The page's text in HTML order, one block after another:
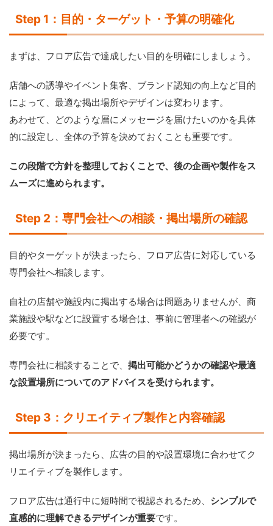
Step 1：目的・ターゲット・予算の明確化
まずは、フロア広告で達成したい目的を明確にしましょう。
店舗への誘導やイベント集客、ブランド認知の向上など目的
によって、最適な掲出場所やデザインは変わります。
あわせて、どのような層にメッセージを届けたいのかを具体
的に設定し、全体の予算を決めておくことも重要です。
この段階で方針を整理しておくことで、後の企画や製作をス
ムーズに進められます。
Step 2：専門会社への相談・掲出場所の確認
目的やターゲットが決まったら、フロア広告に対応している
専門会社へ相談します。
自社の店舗や施設内に掲出する場合は問題ありませんが、商
業施設や駅などに設置する場合は、事前に管理者への確認が
必要です。
専門会社に相談することで、 掲出可能かどうかの確認や最適
な設置場所についてのアドバイスを受けられます。
Step 3：クリエイティブ製作と内容確認
掲出場所が決まったら、広告の目的や設置環境に合わせてク
リエイティブを製作します。
フロア広告は通行中に短時間で視認されるため、 シンプルで
直感的に理解できるデザインが重要です。